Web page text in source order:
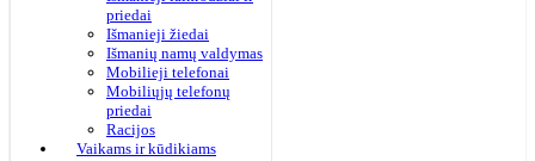
priedai
Išmanieji žiedai
Išmanių namų valdymas
Mobilieji telefonai
Mobiliųjų telefonų
priedai
Racijos
Vaikams ir kūdikiams